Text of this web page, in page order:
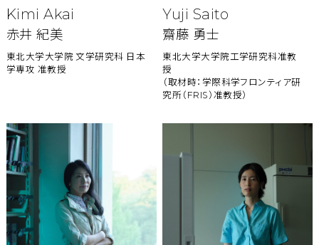
Kimi Akai
赤井 紀美
東北大学大学院 文学研究科 日本
学専攻 准教授
Yuji Saito
齋藤 勇士
東北大学大学院工学研究科准教
授
（取材時：学際科学フロンティア研
究所（FRIS）准教授）